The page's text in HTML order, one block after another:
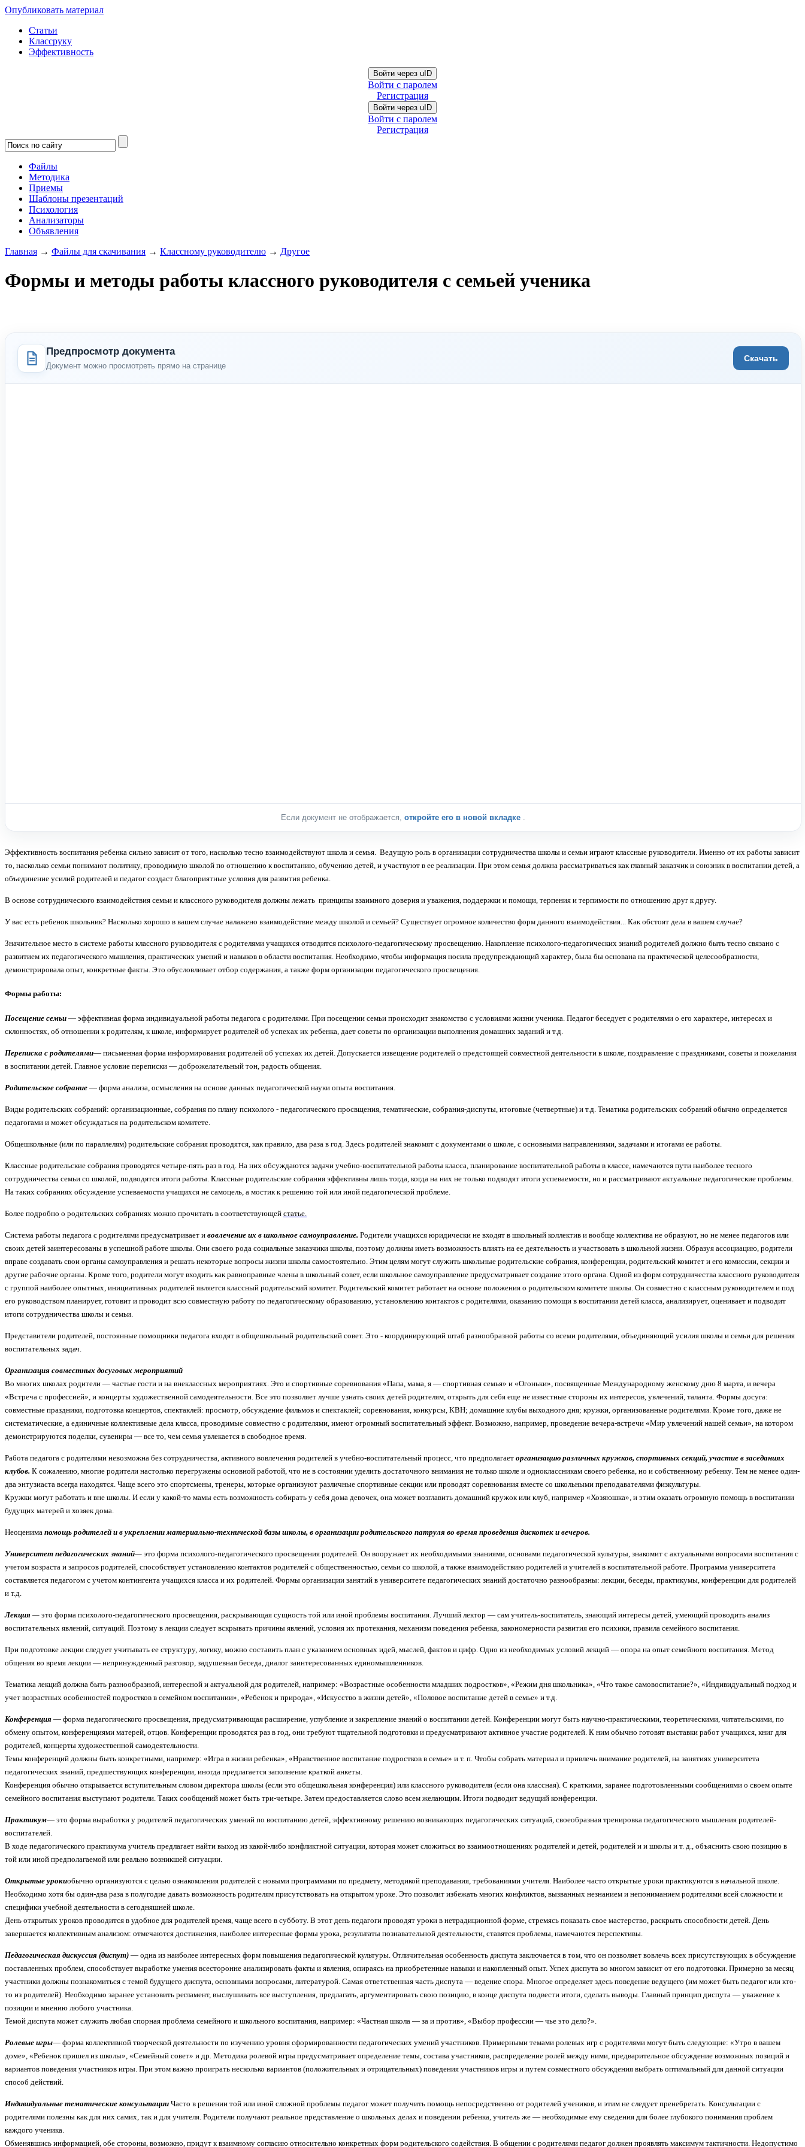
Опубликовать материал
Статьи
Классруку
Эффективность
Войти через uID
Войти с паролем
Регистрация
Войти через uID
Войти с паролем
Регистрация
Файлы
Методика
Приемы
Шаблоны презентаций
Психология
Анализаторы
Объявления
Главная → Файлы для скачивания → Классному руководителю → Другое
Формы и методы работы классного руководителя с семьей ученика
Предпросмотр документа
Документ можно просмотреть прямо на странице
Скачать
Если документ не отображается, откройте его в новой вкладке
Эффективность воспитания ребенка сильно зависит от того, насколько тесно взаимодействуют школа и семья. Ведущую роль в организации сотрудничества школы и семьи играют классные руководители. Именно от их работы зависит
то, насколько семьи понимают политику, проводимую школой по отношению к воспитанию, обучению детей, и участвуют в ее реа­лизации. При этом семья должна рассматриваться как главный заказчик и союзник в воспитании детей, а
объединение усилий родителей и педагог создаст бла­гоприятные условия для развития ребенка.
В основе сотруднического взаимодействия семьи и классного руководителя должны лежать принципы взаимного доверия и уважения, поддержки и помощи, терпения и терпимости по отношению друг к другу.
У вас есть ребенок школьник? Насколько хорошо в вашем случае налажено взаимодействие между школой и семьей? Существует огромное количество форм данного взаимодействия... Как обстоят дела в вашем случае?
Значительное место в системе работы классного руководителя с родителями учащихся отводится психолого-педагогическому просвещению. Накопление психолого-педагогических знаний родителей должно быть тесно связано с
развитием их педагогического мышления, практических умений и навыков в области воспитания. Необходимо, чтобы информация носила предупреждающий характер, была бы основана на практической целесообразности,
демонстрировала опыт, конкретные факты. Это обусловливает отбор содержания, а также форм организации педагогического просвещения.
Формы работы:
Посещение семьи — эффективная форма индивидуальной работы педагога с родителями. При посещении семьи происходит зна­комство с условиями жизни ученика. Педагог беседует с родите­лями о его характере, интересах и
склонностях, об отношении к родителям, к школе, информирует родителей об успехах их ре­бенка, дает советы по организации выполнения домашних зада­ний и т.д.
Переписка с родителями— письменная форма информирования родителей об успехах их детей. Допускается извещение родителей о предстоящей совместной деятельности в школе, поздравление с праздниками, советы и пожелания
в воспитании детей. Главное условие переписки — доброжелательный тон, радость общения.
Родительское собрание — форма анализа, осмысления на основе данных педагогической науки опыта воспитания.
Виды родительских собраний: организационные, собрания по плану психолого - педагогического просвщения, тематические, собрания-диспуты, итоговые (четвертные) и т.д. Тематика родительских собраний обычно определяется
педагогами и может обсуждаться на родительском комитете.
Общешкольные (или по параллелям) родительские собрания проводятся, как правило, два раза в год. Здесь родителей знакомят с документами о школе, с основными направлениями, задачами и итогами ее работы.
Классные родительские собрания проводятся четыре-пять раз в год. На них обсуждаются задачи учебно-воспитательной работы класса, планирование воспитательной работы в классе, намечаются пути наиболее тесного
сотрудничества семьи со школой, подводятся итоги работы. Классные родительские собрания эффективны лишь тогда, когда на них не только подводят итоги успеваемости, но и рассматривают актуальные педагогические проблемы.
На таких собраниях обсуждение успеваемости учащихся не самоцель, а мостик к решению той или иной педагогической проблеме.
Более подробно о родительских собраниях можно прочитать в соответствующей статье.
Система работы педагога с родителями предусматривает и вовлечение их в школьное самоуправление. Родители учащихся юридически не входят в школьный коллектив и вообще коллектива не образуют, но не менее педагогов или
своих детей заинтересованы в успешной работе школы. Они своего рода социальные заказчики школы, поэтому должны иметь возможность влиять на ее деятельность и участвовать в школьной жизни. Образуя ассоциацию, родители
вправе создавать свои органы самоуправления и решать некоторые вопросы жизни школы самостоятельно. Этим целям могут служить школьные родительские собрания, конференции, родительский комитет и его комиссии, секции и
другие рабочие органы. Кроме того, родители могут входить как равноправные члены в школьный совет, если школьное самоуправление предусматривает создание этого органа. Одной из форм сотрудничества классного руководителя
с группой наиболее опытных, инициативных родителей является классный родительский комитет. Родительский комитет работает на основе положения о родительском комитете школы. Он совместно с классным руководителем и под
его руководством планирует, готовит и проводит всю совместную работу по педагогическому образованию, установлению контактов с родителями, оказанию помощи в воспитании детей класса, анализирует, оценивает и подводит
итоги сотрудничества школы и семьи.
Представители родителей, постоянные помощники педагога входят в общешкольный родительский совет. Это - координирующий штаб разнообразной работы со всеми родителями, объединяющий усилия школы и семьи для решения
воспитательных задач.
Организация совместных досуговых мероприятий
Во многих школах родители — частые гости и на внеклассных мероприятиях. Это и спортивные соревнования «Папа, мама, я — спортивная семья» и «Огоньки», посвященные Международному женскому дню 8 марта, и вечера
«Встреча с профессией», и концерты художественной самодеятельности. Все это позволяет лучше узнать своих детей родителям, открыть для себя еще не известные стороны их интересов, увлечений, таланта. Формы досуга:
совместные праздники, подготовка концер­тов, спектаклей: просмотр, обсуждение фильмов и спектаклей; соревнования, конкурсы, КВН; домашние клубы выходного дня; кружки, организованные родителями. Кроме того, даже не
систематические, а единичные коллектив­ные дела класса, проводимые совместно с родителями, имеют огромный воспитательный эффект. Возможно, например, проведение вечера-встречи «Мир увлечений нашей семьи», на котором
демонстрируются поделки, сувениры — все то, чем семья увлека­ется в свободное время.
Работа педагога с родителями невозможна без сотрудничества, активного вовлечения родителей в учебно-воспитательный процесс, что предполагает организацию различных кружков, спортивных секций, участие в заседаниях
клубов. К сожалению, многие родители настолько перегружены основной работой, что не в состоянии уделить достаточного внимания не только школе и одноклассникам своего ребенка, но и собственному ребенку. Тем не менее один-
два энтузиаста всегда находятся. Чаще всего это спортсмены, тренеры, которые организуют различные спортивные секции или проводят соревнования вместе со школьными преподавателями физкультуры.
Кружки могут работать и вне школы. И если у какой-то мамы есть возможность собирать у себя дома девочек, она может возгла­вить домашний кружок или клуб, например «Хозяюшка», и этим оказать огромную помощь в воспитании
будущих матерей и хозяек дома.
Неоценима помощь родителей и в укреплении материально-технической базы школы, в организации родительского патруля во время проведения дискотек и вечеров.
Университет педагогических знаний— это форма психолого-педагогического просвещения родителей. Он вооружает их необходимыми знаниями, основами педагогической культуры, знакомит с актуальными вопросами воспитания с
учетом возраста и запросов родителей, способствует установлению контактов родителей с общественностью, семьи со школой, а также взаимодействию родителей и учителей в воспитательной работе. Программа университета
составляется педагогом с учетом контингента учащихся класса и их родителей. Формы организации занятий в университете педагогических знаний достаточно разнообразны: лекции, беседы, практикумы, конференции для родителей
и т.д.
Лекция — это форма психолого-педагогического просвещения, раскрывающая сущность той или иной проблемы воспитания. Лучший лектор — сам учитель-воспитатель, знающий интересы детей, умеющий проводить анализ
воспитательных явлений, ситуаций. Поэтому в лекции следует вскрывать причины явлений, условия их протекания, механизм поведения ребенка, закономерности развития его психики, правила семейного воспитания.
При подготовке лекции следует учитывать ее структуру, логику, можно составить план с указанием основных идей, мыслей, фактов и цифр. Одно из необходимых условий лекций — опора на опыт семейного воспитания. Метод
общения во время лекции — непринужденный разговор, задушевная беседа, диалог заинтересованных единомышленников.
Тематика лекций должна быть разнообразной, интересной и актуальной для родителей, например: «Возрастные особенности младших подростков», «Режим дня школьника», «Что такое само­воспитание?», «Индивидуальный подход и
учет возрастных особенностей подростков в семейном воспитании», «Ребенок и природа», «Искусство в жизни детей», «Половое воспитание детей в семье» и т.д.
Конференция — форма педагогического просвещения, предусматривающая расширение, углубление и закрепление знаний о воспитании детей. Конференции могут быть научно-практическими, теоретическими, читательскими, по
обмену опытом, конференциями матерей, отцов. Конференции проводятся раз в год, они требуют тщательной подготовки и предусматривают активное участие родителей. К ним обычно готовят выставки работ учащихся, книг для
родителей, концерты художественной самодеятельности.
Темы конференций должны быть конкретными, например: «Игра в жизни ребенка», «Нравственное воспитание подростков в семье» и т. п. Чтобы собрать материал и привлечь внимание родителей, на занятиях университета
педагогических знаний, пред­шествующих конференции, иногда предлагается заполнение краткой анкеты.
Конференция обычно открывается вступительным словом директора школы (если это общешкольная конференция) или классного руководителя (если она классная). С краткими, заранее подготовленными сообщениями о своем опыте
семейного воспитания выступают родители. Таких сообщений может быть три-четыре. Затем предоставляется слово всем желающим. Итоги подводит ведущий конференции.
Практикум— это форма выработки у родителей педагогичес­ких умений по воспитанию детей, эффективному решению возни­кающих педагогических ситуаций, своеобразная тренировка педа­гогического мышления родителей-
воспитателей.
В ходе педагогического практикума учитель предлагает найти выход из какой-либо конфликтной ситуации, которая может сложиться во взаимоотношениях родителей и детей, родителей и и школы и т. д., объяснить свою позицию в
той или иной предполагаемой или реально возникшей ситуации.
Открытые урокиобычно организуются с целью ознакомления родителей с новыми программами по предмету, методикой преподавания, требованиями учителя. Наиболее часто открытые уроки практикуются в начальной школе.
Необходимо хотя бы один-два раза в полугодие давать возможность родителям присутствовать на открытом уроке. Это позволит избежать многих конфликтов, вызванных незнанием и непониманием родителями всей сложности и
специфики учебной деятельности в сегодняшней школе.
День открытых уроков проводится в удобное для родителей время, чаще всего в субботу. В этот день педагоги проводят уроки в нетрадиционной форме, стремясь показать свое мастерство, раскрыть способности детей. День
завершается коллективным анализом: отмечаются достижения, наиболее интересные формы урока, результаты познавательной деятельности, ставятся проблемы, намечаются перспективы.
Педагогическая дискуссия (диспут) — одна из наиболее интересных форм повышения педагогической культуры. Отличительная особенность диспута заключается в том, что он позволяет вовлечь всех присутствующих в обсуждение
поставленных проблем, способствует выработке умения всесторонне анализировать факты и явления, опираясь на приобретенные навыки и накопленный опыт. Успех диспута во многом зависит от его подготовки. Примерно за месяц
участники должны познакомиться с темой буду­щего диспута, основными вопросами, литературой. Самая ответственная часть диспута — ведение спора. Многое определяет здесь поведение ведущего (им может быть педагог или кто-
то из роди­телей). Необходимо заранее установить регламент, выслушивать все выступления, предлагать, аргументировать свою позицию, в конце диспута подвести итоги, сделать выводы. Главный принцип диспута — уважение к
позиции и мнению любого участника.
Темой диспута может служить любая спорная проблема семей­ного и школьного воспитания, например: «Частная школа — за и против», «Выбор профессии — чье это дело?».
Ролевые игры— форма коллективной творческой деятельности по изучению уровня сформированности педагогических умений участников. Примерными темами ролевых игр с родителями могут быть следующие: «Утро в вашем
доме», «Ребенок пришел из шко­лы», «Семейный совет» и др. Методика ролевой игры предусматривает определение темы, состава участников, распределение ролей между ними, предварительное обсуждение возможных позиций и
вариантов поведения участников игры. При этом важно проиграть несколько вариантов (положительных и отрицательных) поведения участников игры и путем совместного обсуждения выбрать оптимальный для данной ситуации
способ действий.
Индивидуальные тематические консультации Часто в решении той или иной сложной проблемы педагог может получить помощь непосредственно от родителей учеников, и этим не следует пре­небрегать. Консультации с
родителями полезны как для них самих, так и для учителя. Родители получают реальное представление о школьных делах и поведении ребенка, учитель же — необходимые ему сведения для более глубокого понимания проблем
каждого ученика.
Обменявшись информацией, обе стороны, возможно, придут к взаимному согласию относительно конкретных форм родительского содействия. В общении с родителями педагог должен проявлять максимум тактичности. Недопустимо